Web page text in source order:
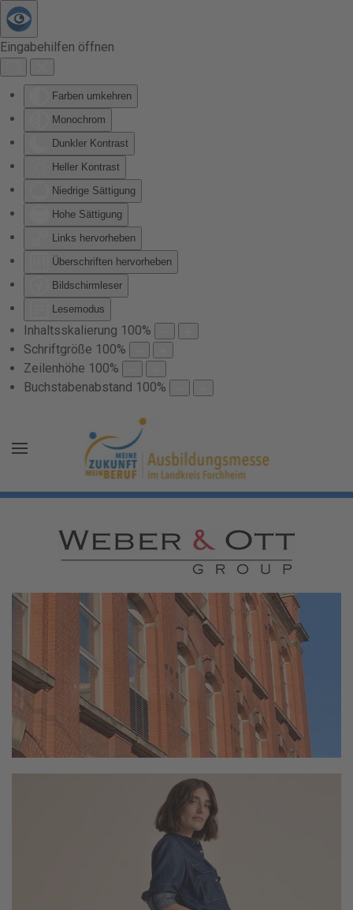
Eingabehilfen öffnen
Farben umkehren
Monochrom
Dunkler Kontrast
Heller Kontrast
Niedrige Sättigung
Hohe Sättigung
Links hervorheben
Überschriften hervorheben
Bildschirmleser
Lesemodus
Inhaltsskalierung 100%
Schriftgröße 100%
Zeilenhöhe 100%
Buchstabenabstand 100%
Zum Hauptinhalt springen